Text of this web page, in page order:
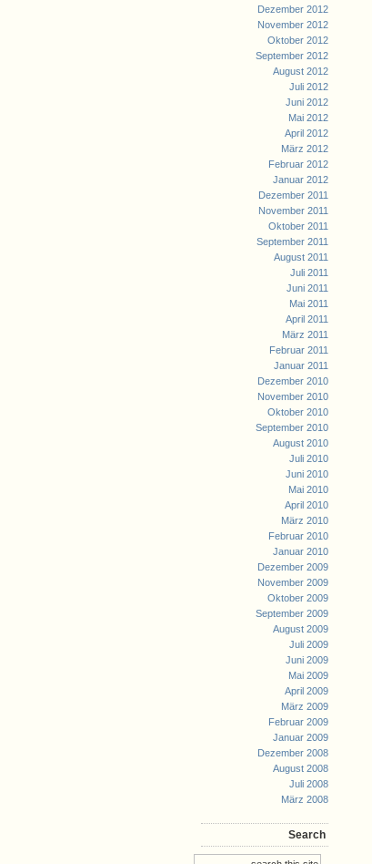
Dezember 2012
November 2012
Oktober 2012
September 2012
August 2012
Juli 2012
Juni 2012
Mai 2012
April 2012
März 2012
Februar 2012
Januar 2012
Dezember 2011
November 2011
Oktober 2011
September 2011
August 2011
Juli 2011
Juni 2011
Mai 2011
April 2011
März 2011
Februar 2011
Januar 2011
Dezember 2010
November 2010
Oktober 2010
September 2010
August 2010
Juli 2010
Juni 2010
Mai 2010
April 2010
März 2010
Februar 2010
Januar 2010
Dezember 2009
November 2009
Oktober 2009
September 2009
August 2009
Juli 2009
Juni 2009
Mai 2009
April 2009
März 2009
Februar 2009
Januar 2009
Dezember 2008
August 2008
Juli 2008
März 2008
Search